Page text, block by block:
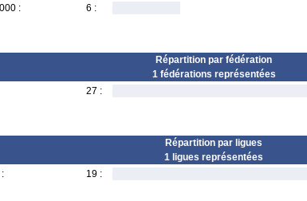
:
6 :
Répartition par fédération
1 fédérations représentées
27 :
Répartition par ligues
1 ligues représentées
19 :